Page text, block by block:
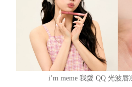
i’m meme 我愛 QQ 光波唇